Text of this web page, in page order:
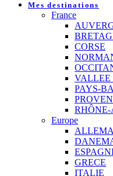
Mes destinations
France
CORSE
VALLEE
PAYS-
RHÔNE-
Europe
GRECE
ITALIE